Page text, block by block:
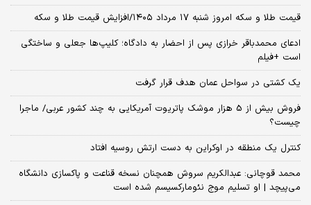
قیمت طلا و سکه امروز شنبه ۱۷ مرداد ۱۴۰۵/افزایش قیمت طلا و سکه
ادعای محمدباقر خرازی پس از احضار به دادگاه؛ کلیپ‌ها جعلی و ساختگی
است +فیلم
یک کشتی در سواحل عمان هدف قرار گرفت
فروش بیش از 5 هزار موشک پاتریوت آمریکایی به چند کشور عربی/ ماجرا
چیست؟
کنترل یک منطقه در اوکراین به دست ارتش روسیه افتاد
محمد قوچانی: عبدالکریم سروش همچنان نسخه قناعت و پاکسازی دانشگاه
می‌پیچد | او تسلیم موج نئومارکسیسم شده است